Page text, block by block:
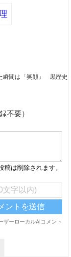
瞬間は「笑顔」 黒歴史
不要）